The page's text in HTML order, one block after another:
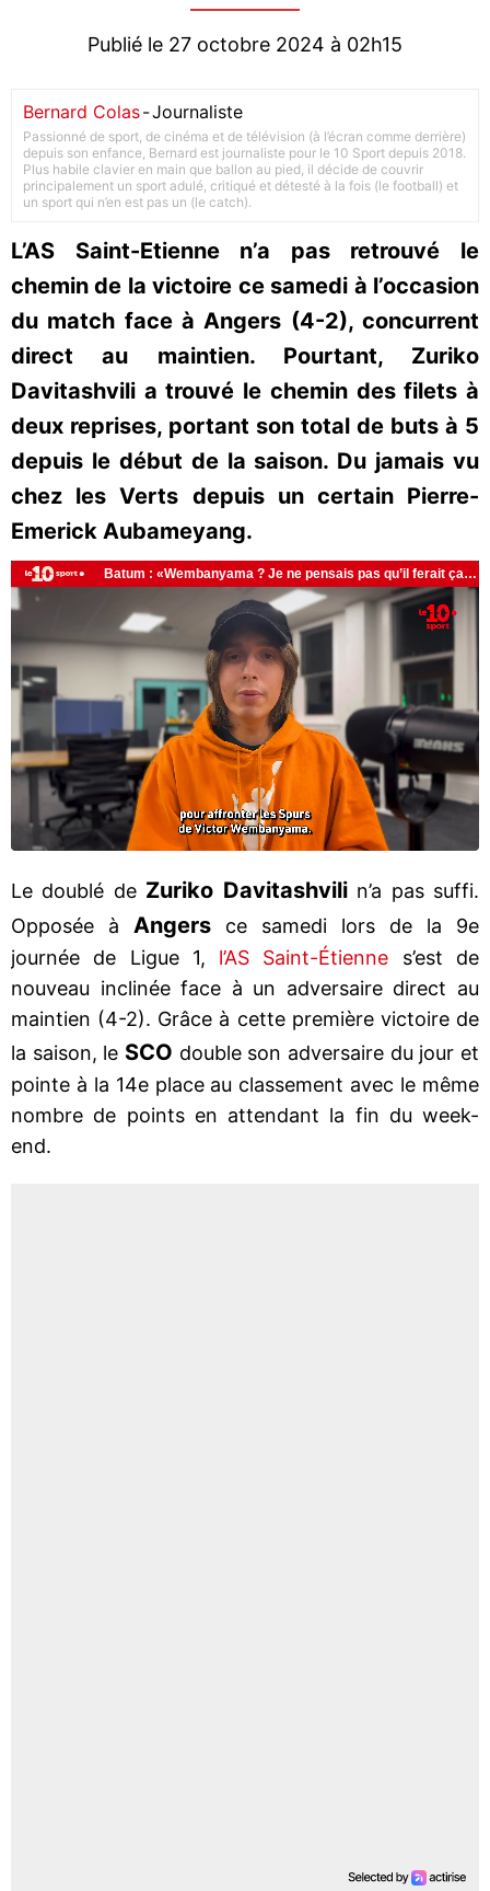
Publié le 27 octobre 2024 à 02h15
Bernard Colas-Journaliste
Passionné de sport, de cinéma et de télévision (à l’écran comme derrière)
depuis son enfance, Bernard est journaliste pour le 10 Sport depuis 2018.
Plus habile clavier en main que ballon au pied, il décide de couvrir
principalement un sport adulé, critiqué et détesté à la fois (le football) et
un sport qui n’en est pas un (le catch).
L’AS Saint-Etienne n’a pas retrouvé le
chemin de la victoire ce samedi à l’occasion
du match face à Angers (4-2), concurrent
direct au maintien. Pourtant, Zuriko
Davitashvili a trouvé le chemin des filets à
deux reprises, portant son total de buts à 5
depuis le début de la saison. Du jamais vu
chez les Verts depuis un certain Pierre-
Emerick Aubameyang.
Le doublé de Zuriko Davitashvilin’a pas suffi.
Opposée à Angers ce samedi lors de la 9e
journée de Ligue 1, l’AS Saint-Étienne s’est de
nouveau inclinée face à un adversaire direct au
maintien (4-2). Grâce à cette première victoire de
la saison, le SCO double son adversaire du jour et
pointe à la 14e place au classement avec le même
nombre de points en attendant la fin du week-
end.